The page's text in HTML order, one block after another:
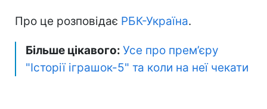
Про це розповідає РБК-Україна.
Більше цікавого: Усе про прем’єру
"Історії іграшок-5" та коли на неї чекати